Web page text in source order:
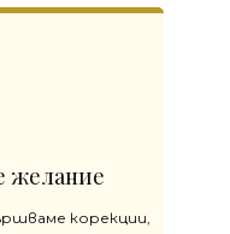
желание
корекции,